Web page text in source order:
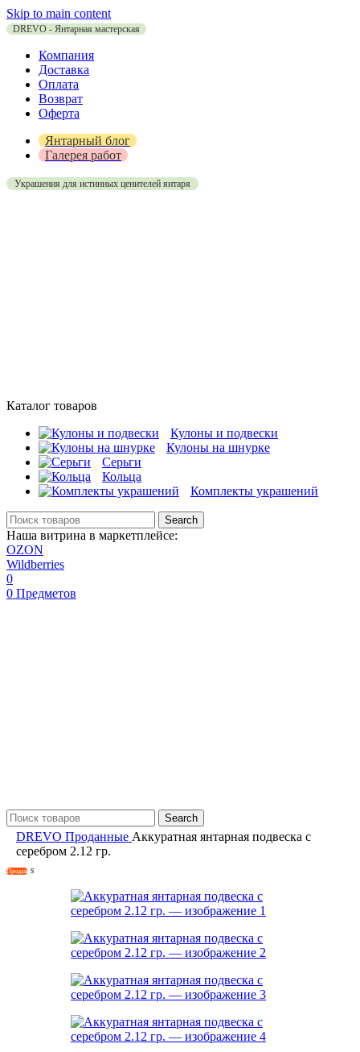
Skip to main content
DREVO - Янтарная мастерская
Компания
Доставка
Оплата
Возврат
Оферта
Янтарный блог
Галерея работ
Украшения для истинных ценителей янтаря
Каталог товаров
Кулоны и подвески
Кулоны на шнурке
Серьги
Кольца
Комплекты украшений
Search
Наша витрина в маркетплейсе:
OZON
Wildberries
0
0 Предметов
Search
DREVO Проданные Аккуратная янтарная подвеска с
серебром 2.12 гр.
Продан S